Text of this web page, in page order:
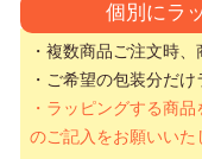
個別にラ
・複数商品ご注文時
・ご希望の包装分だ
・ラッピングする商
のご記入をお願いいた